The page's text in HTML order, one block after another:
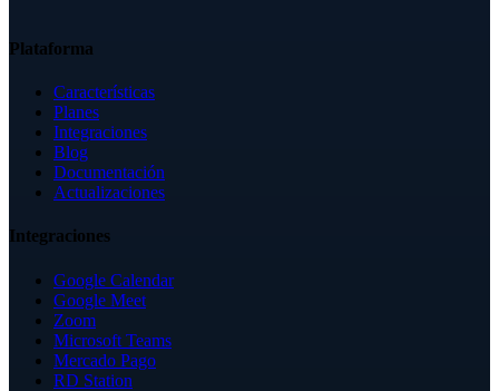
Plataforma
Características
Planes
Integraciones
Blog
Documentación
Actualizaciones
Integraciones
Google Calendar
Google Meet
Zoom
Microsoft Teams
Mercado Pago
RD Station